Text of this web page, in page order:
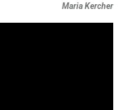
Maria Kercher